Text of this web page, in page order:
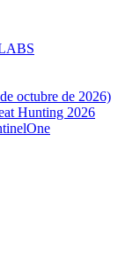
octubre de 2026)
Hunting 2026